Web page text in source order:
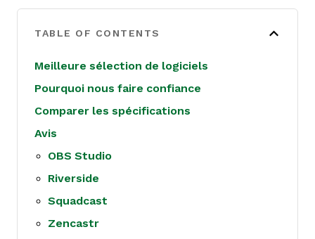
TABLE OF CONTENTS
Meilleure sélection de logiciels
Pourquoi nous faire confiance
Comparer les spécifications
Avis
OBS Studio
Riverside
Squadcast
Zencastr